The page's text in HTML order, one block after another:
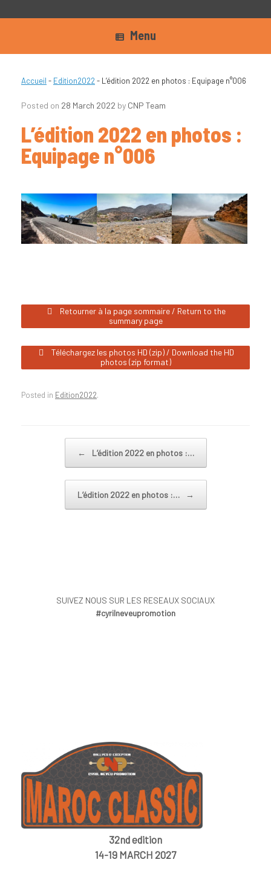
Menu
Accueil - Edition2022 - L’édition 2022 en photos : Equipage n°006
Posted on 28 March 2022 by CNP Team
L’édition 2022 en photos :
Equipage n°006
Retourner à la page sommaire / Return to the
summary page
Téléchargez les photos HD (zip) / Download the HD
photos (zip format)
Posted in Edition2022.
← L’édition 2022 en photos :…
L’édition 2022 en photos :… →
SUIVEZ NOUS SUR LES RESEAUX SOCIAUX
#cyrilneveupromotion
32nd edition
14-19 MARCH 2027